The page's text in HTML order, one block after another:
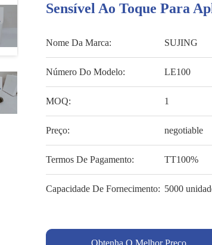
Sensível Ao Toque Para
Nome Da Marca: SUJING
Número Do Modelo: LE100
MOQ: 1
Preço: negotiable
Termos De Pagamento: TT100%
Capacidade De Fornecimento: 5000
Obtenha O Melhor Preço